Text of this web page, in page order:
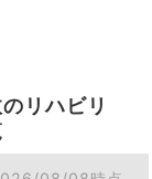
リハビリ